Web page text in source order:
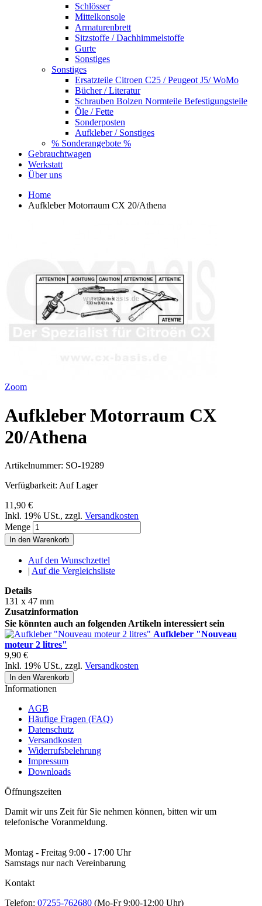
Schlösser
Mittelkonsole
Armaturenbrett
Sitzstoffe / Dachhimmelstoffe
Gurte
Sonstiges
Sonstiges
Ersatzteile Citroen C25 / Peugeot J5/ WoMo
Bücher / Literatur
Schrauben Bolzen Normteile Befestigungsteile
Öle / Fette
Sonderposten
Aufkleber / Sonstiges
% Sonderangebote %
Gebrauchtwagen
Werkstatt
Über uns
Home
Aufkleber Motorraum CX 20/Athena
Zoom
Aufkleber Motorraum CX
20/Athena
Artikelnummer: SO-19289
Verfügbarkeit: Auf Lager
11,90 €
Inkl. 19% USt., zzgl. Versandkosten
Menge
In den Warenkorb
Auf den Wunschzettel
| Auf die Vergleichsliste
Details
131 x 47 mm
Zusatzinformation
Sie könnten auch an folgenden Artikeln interessiert sein
Aufkleber "Nouveau
moteur 2 litres"
9,90 €
Inkl. 19% USt., zzgl. Versandkosten
In den Warenkorb
Informationen
AGB
Häufige Fragen (FAQ)
Datenschutz
Versandkosten
Widerrufsbelehrung
Impressum
Downloads
Öffnungszeiten
Damit wir uns Zeit für Sie nehmen können, bitten wir um
telefonische Voranmeldung.
Montag - Freitag 9:00 - 17:00 Uhr
Samstags nur nach Vereinbarung
Kontakt
Telefon: 07255-762680 (Mo-Fr 9:00-12:00 Uhr)